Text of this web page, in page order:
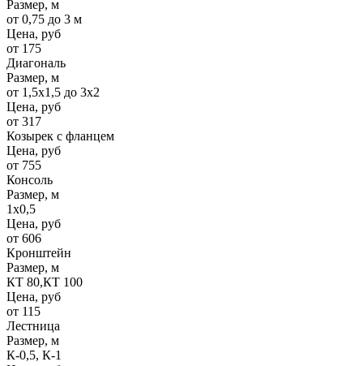
Размер, м
от 0,75 до 3 м
Цена, руб
от 175
Диагональ
Размер, м
от 1,5х1,5 до 3х2
Цена, руб
от 317
Козырек с фланцем
Цена, руб
от 755
Консоль
Размер, м
1х0,5
Цена, руб
от 606
Кронштейн
Размер, м
КТ 80,КТ 100
Цена, руб
от 115
Лестница
Размер, м
К-0,5, К-1